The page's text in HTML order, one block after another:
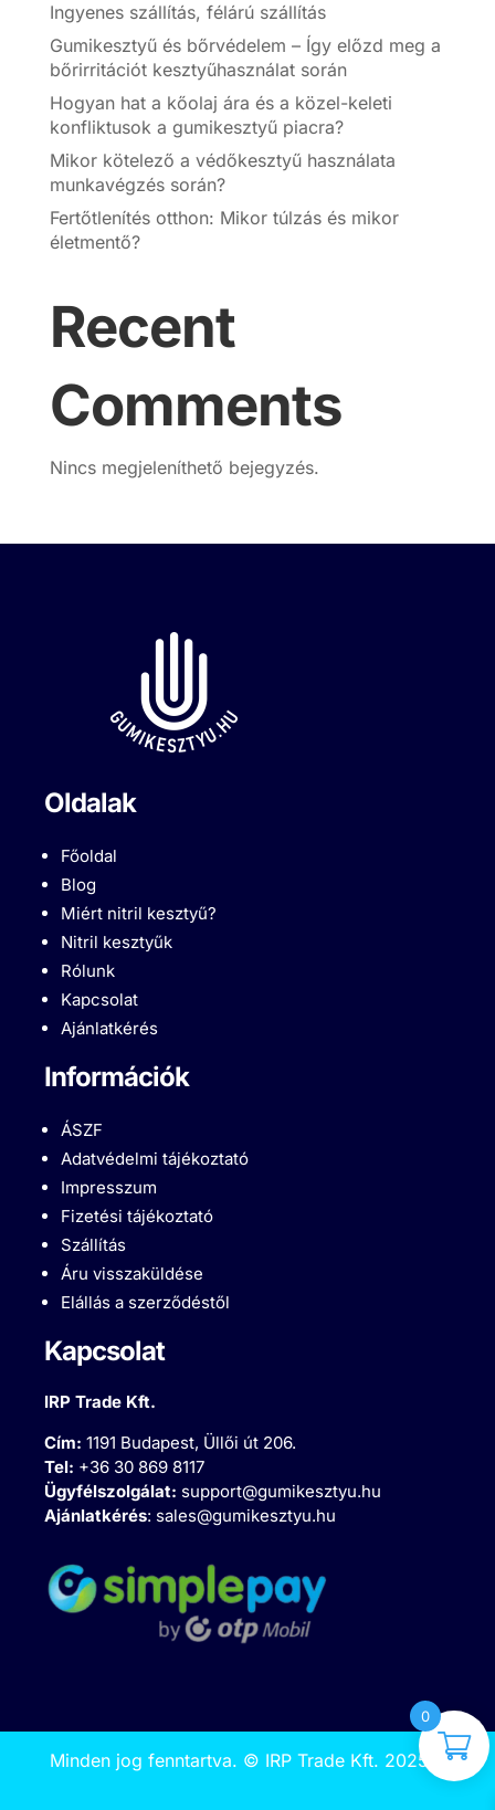
Ingyenes szállítás, félárú szállítás
Gumikesztyű és bőrvédelem – Így előzd meg a
bőrirritációt kesztyűhasználat során
Hogyan hat a kőolaj ára és a közel-keleti
konfliktusok a gumikesztyű piacra?
Mikor kötelező a védőkesztyű használata
munkavégzés során?
Fertőtlenítés otthon: Mikor túlzás és mikor
életmentő?
Recent
Comments
Nincs megjeleníthető bejegyzés.
Oldalak
Főoldal
Blog
Miért nitril kesztyű?
Nitril kesztyűk
Rólunk
Kapcsolat
Ajánlatkérés
Információk
ÁSZF
Adatvédelmi tájékoztató
Impresszum
Fizetési tájékoztató
Szállítás
Áru visszaküldése
Elállás a szerződéstől
Kapcsolat
IRP Trade Kft.
Cím:1191 Budapest, Üllői út 206.
Tel: +36 30 869 8117
Ügyfélszolgálat: support@gumikesztyu.hu
Ajánlatkérés: sales@gumikesztyu.hu
Minden jog fenntartva. © IRP Trade Kft. 2025
0